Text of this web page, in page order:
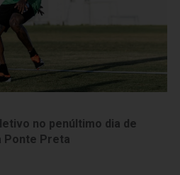
no penúltimo dia de
Ponte Preta